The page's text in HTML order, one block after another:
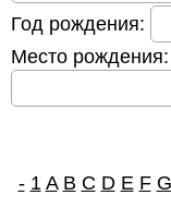
Год рождения:
Место рождения:
- 1 A B C D E F G